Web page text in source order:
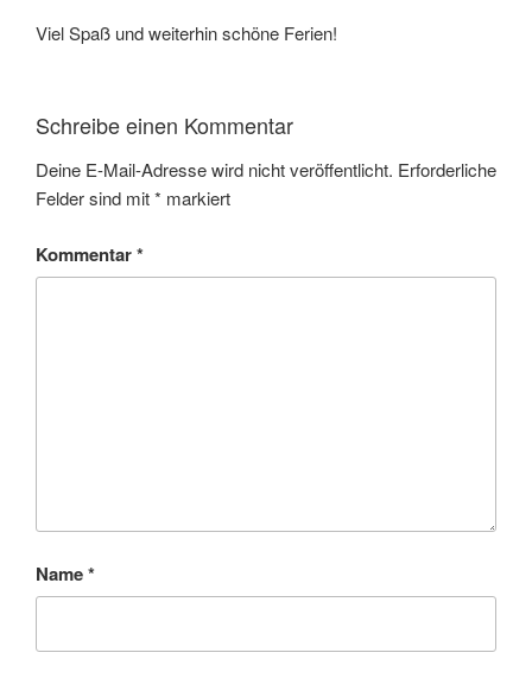
Viel Spaß und weiterhin schöne Ferien!
Schreibe einen Kommentar
Deine E-Mail-Adresse wird nicht veröffentlicht. Erforderliche
Felder sind mit* markiert
Kommentar*
Name*